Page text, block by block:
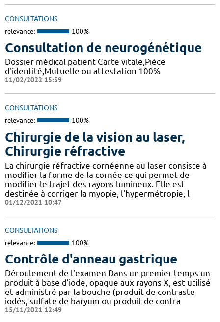
CONSULTATIONS
relevance: 100%
Consultation de neurogénétique
Dossier médical patient Carte vitale,Pièce
d'identité,Mutuelle ou attestation 100%
11/02/2022 15:59
CONSULTATIONS
relevance: 100%
Chirurgie de la vision au laser,
Chirurgie réfractive
La chirurgie réfractive cornéenne au laser consiste à
modifier la forme de la cornée ce qui permet de
modifier le trajet des rayons lumineux. Elle est
destinée à corriger la myopie, l'hypermétropie, l
01/12/2021 10:47
CONSULTATIONS
relevance: 100%
Contrôle d'anneau gastrique
Déroulement de l'examen Dans un premier temps un
produit à base d’iode, opaque aux rayons X, est utilisé
et administré par la bouche (produit de contraste
iodés, sulfate de baryum ou produit de contra
15/11/2021 12:49